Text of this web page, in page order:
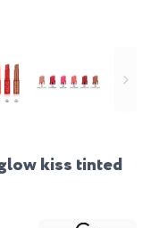
kiss tinted